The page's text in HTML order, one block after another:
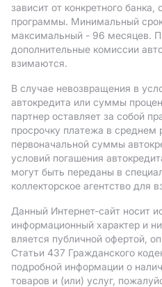
зависит от конкретного
программы. Минимальный срок
максимальный - 96 месяцев.
дополнительные комиссии
взимаются.
В случае невозвращения в
автокредита или суммы
партнер оставляет за собой
просрочку платежа в среднем
первоначальной суммы
условий погашения
могут быть переданы в
коллекторское агентство для
Данный Интернет-сайт носит
информационный характер и
вляется публичной офертой,
Статьи 437 Гражданского
подробной информации о
товаров и (или) услуг,